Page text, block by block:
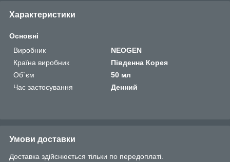
Характеристики
Основні
Виробник
NEOGEN
Країна виробник
Південна Корея
Об`єм
50 мл
Час застосування
Денний
Умови доставки
Доставка здійснюється тільки по передоплаті.